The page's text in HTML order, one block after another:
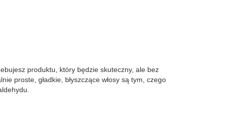
produktu, który będzie skuteczny, ale bez
proste, gładkie, błyszczące włosy są tym, czego